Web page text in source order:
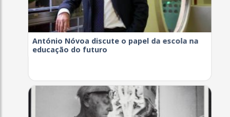
António Nóvoa discute o papel da escola na
educação do futuro